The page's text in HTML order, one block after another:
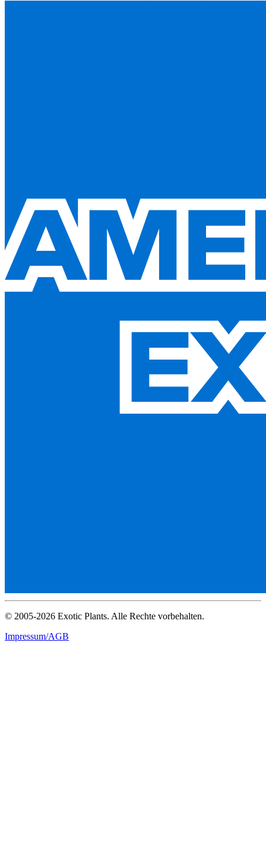
© 2005-2026 Exotic Plants. Alle Rechte vorbehalten.
Impressum/AGB